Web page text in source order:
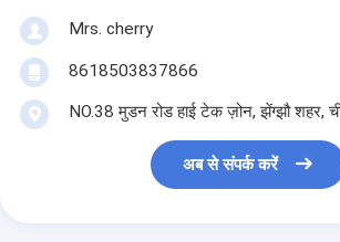
Mrs. cherry
8618503837866
NO.38 मुडन रोड हाई टेक ज़ोन, झेंग्झौ शहर,
अब से संपर्क करें